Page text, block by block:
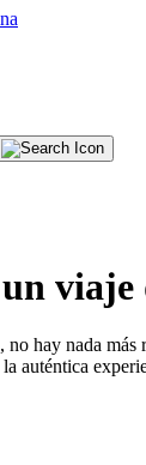
viaje
hay nada
auténtica